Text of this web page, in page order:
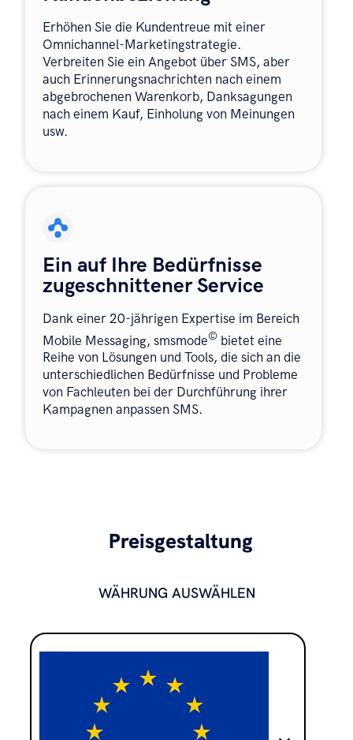
Erhöhen Sie die Kundentreue mit einer
Omnichannel-Marketingstrategie.
Verbreiten Sie ein Angebot über SMS, aber
auch Erinnerungsnachrichten nach einem
abgebrochenen Warenkorb, Danksagungen
nach einem Kauf, Einholung von Meinungen
usw.
Ein auf Ihre Bedürfnisse
zugeschnittener Service
Dank einer 20-jährigen Expertise im Bereich
Mobile Messaging, smsmode© bietet eine
Reihe von Lösungen und Tools, die sich an die
unterschiedlichen Bedürfnisse und Probleme
von Fachleuten bei der Durchführung ihrer
Kampagnen anpassen SMS.
Preisgestaltung
WÄHRUNG AUSWÄHLEN